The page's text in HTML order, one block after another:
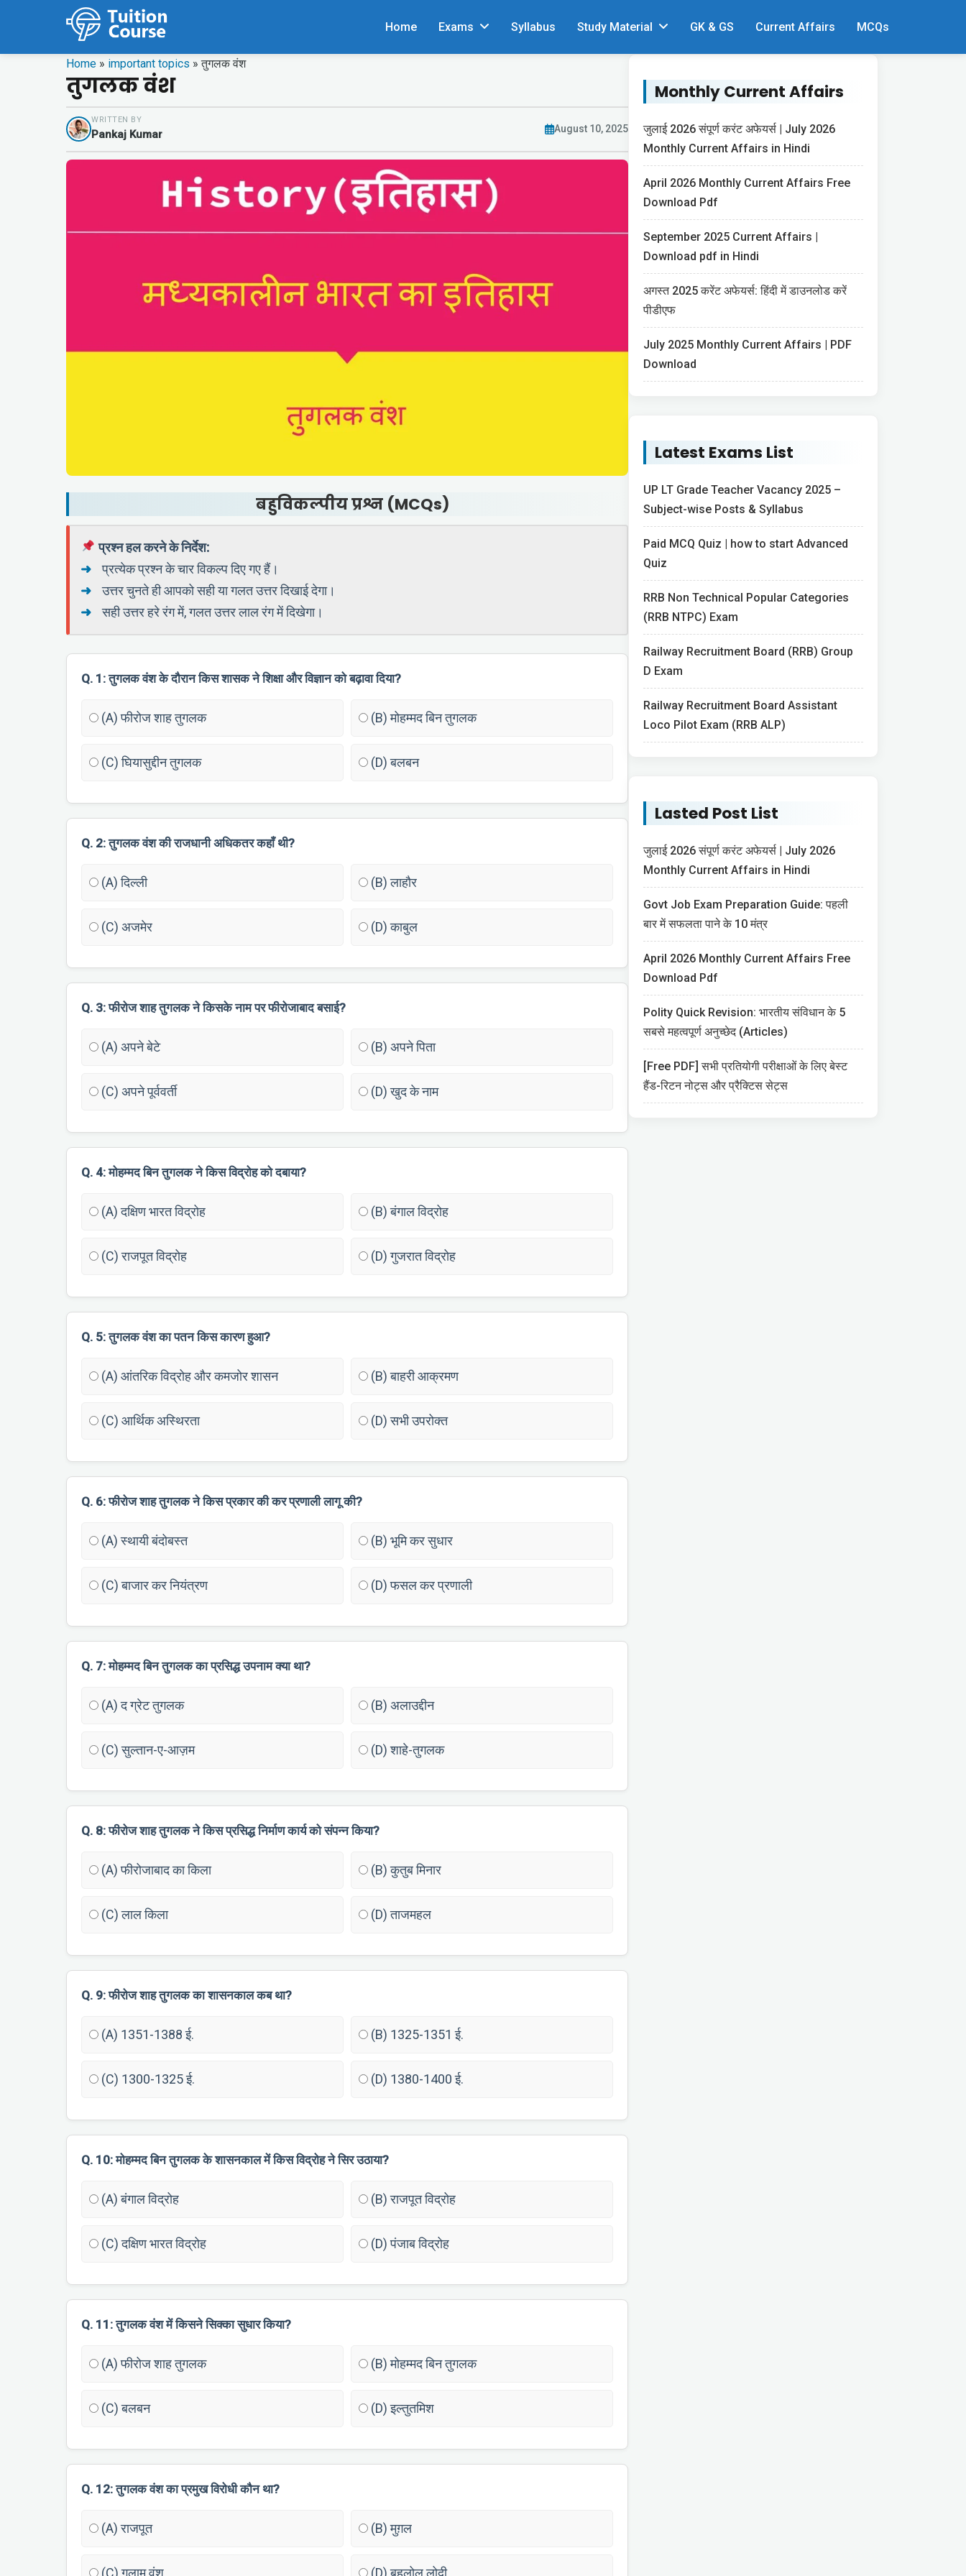
Home Exams Syllabus Study Material GK & GS Current Affairs MCQs
Home » important topics » तुगलक वंश
तुगलक वंश
WRITTEN BY
Pankaj Kumar August 10, 2025
बहुविकल्पीय प्रश्न (MCQs)
प्रश्न हल करने के निर्देश:
प्रत्येक प्रश्न के चार विकल्प दिए गए हैं।
उत्तर चुनते ही आपको सही या गलत उत्तर दिखाई देगा।
सही उत्तर हरे रंग में, गलत उत्तर लाल रंग में दिखेगा।
Q. 1: तुगलक वंश के दौरान किस शासक ने शिक्षा और विज्ञान को बढ़ावा दिया?
(A) फीरोज शाह तुगलक (B) मोहम्मद बिन तुगलक
(C) घियासुद्दीन तुगलक (D) बलबन
Q. 2: तुगलक वंश की राजधानी अधिकतर कहाँ थी?
(A) दिल्ली (B) लाहौर
(C) अजमेर (D) काबुल
Q. 3: फीरोज शाह तुगलक ने किसके नाम पर फीरोजाबाद बसाई?
(A) अपने बेटे (B) अपने पिता
(C) अपने पूर्ववर्ती (D) खुद के नाम
Q. 4: मोहम्मद बिन तुगलक ने किस विद्रोह को दबाया?
(A) दक्षिण भारत विद्रोह (B) बंगाल विद्रोह
(C) राजपूत विद्रोह (D) गुजरात विद्रोह
Q. 5: तुगलक वंश का पतन किस कारण हुआ?
(A) आंतरिक विद्रोह और कमजोर शासन (B) बाहरी आक्रमण
(C) आर्थिक अस्थिरता (D) सभी उपरोक्त
Q. 6: फीरोज शाह तुगलक ने किस प्रकार की कर प्रणाली लागू की?
(A) स्थायी बंदोबस्त (B) भूमि कर सुधार
(C) बाजार कर नियंत्रण (D) फसल कर प्रणाली
Q. 7: मोहम्मद बिन तुगलक का प्रसिद्ध उपनाम क्या था?
(A) द ग्रेट तुगलक (B) अलाउद्दीन
(C) सुल्तान-ए-आज़म (D) शाहे-तुगलक
Q. 8: फीरोज शाह तुगलक ने किस प्रसिद्ध निर्माण कार्य को संपन्न किया?
(A) फीरोजाबाद का किला (B) कुतुब मिनार
(C) लाल किला (D) ताजमहल
Q. 9: फीरोज शाह तुगलक का शासनकाल कब था?
(A) 1351-1388 ई. (B) 1325-1351 ई.
(C) 1300-1325 ई. (D) 1380-1400 ई.
Q. 10: मोहम्मद बिन तुगलक के शासनकाल में किस विद्रोह ने सिर उठाया?
(A) बंगाल विद्रोह (B) राजपूत विद्रोह
(C) दक्षिण भारत विद्रोह (D) पंजाब विद्रोह
Q. 11: तुगलक वंश में किसने सिक्का सुधार किया?
(A) फीरोज शाह तुगलक (B) मोहम्मद बिन तुगलक
(C) बलबन (D) इल्तुतमिश
Q. 12: तुगलक वंश का प्रमुख विरोधी कौन था?
(A) राजपूत (B) मुग़ल
(C) गुलाम वंश (D) बहलोल लोदी
Monthly Current Affairs
जुलाई 2026 संपूर्ण करंट अफेयर्स | July 2026
Monthly Current Affairs in Hindi
April 2026 Monthly Current Affairs Free
Download Pdf
September 2025 Current Affairs |
Download pdf in Hindi
अगस्त 2025 करेंट अफेयर्स: हिंदी में डाउनलोड करें
पीडीएफ
July 2025 Monthly Current Affairs | PDF
Download
Latest Exams List
UP LT Grade Teacher Vacancy 2025 –
Subject-wise Posts & Syllabus
Paid MCQ Quiz | how to start Advanced
Quiz
RRB Non Technical Popular Categories
(RRB NTPC) Exam
Railway Recruitment Board (RRB) Group
D Exam
Railway Recruitment Board Assistant
Loco Pilot Exam (RRB ALP)
Lasted Post List
जुलाई 2026 संपूर्ण करंट अफेयर्स | July 2026
Monthly Current Affairs in Hindi
Govt Job Exam Preparation Guide: पहली
बार में सफलता पाने के 10 मंत्र
April 2026 Monthly Current Affairs Free
Download Pdf
Polity Quick Revision: भारतीय संविधान के 5
सबसे महत्वपूर्ण अनुच्छेद (Articles)
[Free PDF] सभी प्रतियोगी परीक्षाओं के लिए बेस्ट
हैंड-रिटन नोट्स और प्रैक्टिस सेट्स